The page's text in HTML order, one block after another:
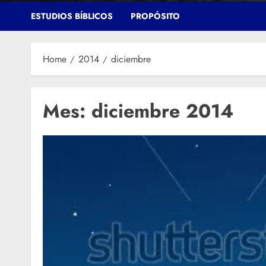
ESTUDIOS BÍBLICOS PROPÓSITO
Home 2014 diciembre
Mes: diciembre 2014